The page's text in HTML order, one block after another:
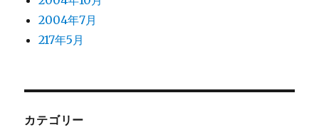
2004年7月
217年5月
カテゴリー